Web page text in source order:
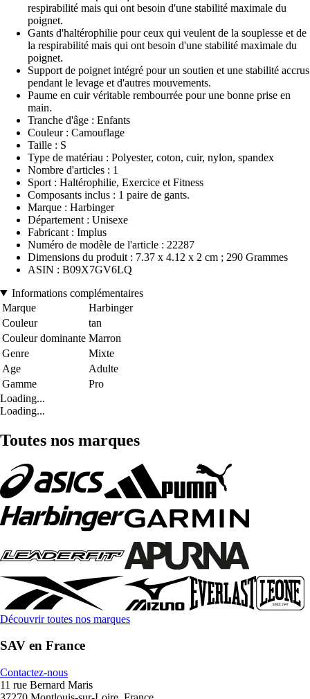
respirabilité mais qui ont besoin d'une stabilité maximale du
poignet.
Gants d'haltérophilie pour ceux qui veulent de la souplesse et de
la respirabilité mais qui ont besoin d'une stabilité maximale du
poignet.
Support de poignet intégré pour un soutien et une stabilité accrus
pendant le levage et d'autres mouvements.
Paume en cuir véritable rembourrée pour une bonne prise en
main.
Tranche d'âge : Enfants
Couleur : Camouflage
Taille : S
Type de matériau : Polyester, coton, cuir, nylon, spandex
Nombre d'articles : 1
Sport : Haltérophilie, Exercice et Fitness
Composants inclus : 1 paire de gants.
Marque : Harbinger
Département : Unisexe
Fabricant : Implus
Numéro de modèle de l'article : 22287
Dimensions du produit : 7.37 x 4.12 x 2 cm ; 290 Grammes
ASIN : B09X7GV6LQ
Informations complémentaires
Marque
Harbinger
Couleur
tan
Couleur dominante Marron
Genre
Mixte
Age
Adulte
Gamme
Pro
Loading...
Loading...
Toutes nos marques
Découvrir toutes nos marques
SAV en France
Contactez-nous
11 rue Bernard Maris